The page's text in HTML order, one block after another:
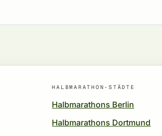
HALBMARATHON-STÄDTE
Halbmarathons Berlin
Halbmarathons Dortmund